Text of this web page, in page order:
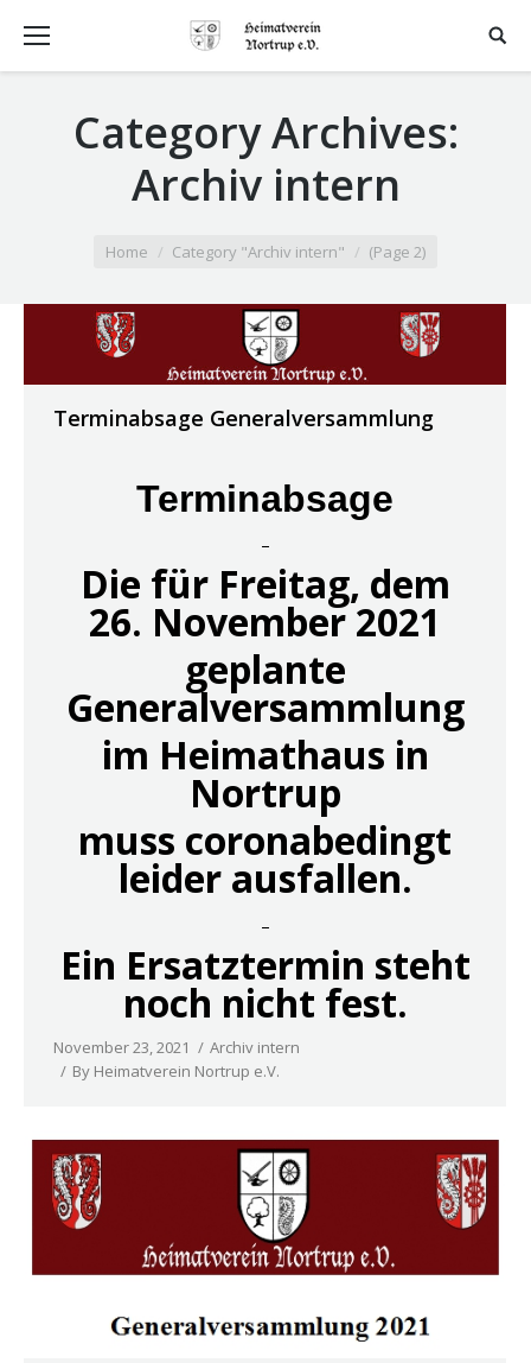
Category Archives:
Archiv intern
Home Category "Archiv intern" (Page 2)
Terminabsage Generalversammlung
Terminabsage
–
Die für Freitag, dem
26. November 2021
geplante
Generalversammlung
im Heimathaus in
Nortrup
muss coronabedingt
leider ausfallen.
–
Ein Ersatztermin steht
noch nicht fest.
November 23, 2021
Archiv intern
By Heimatverein Nortrup e.V.